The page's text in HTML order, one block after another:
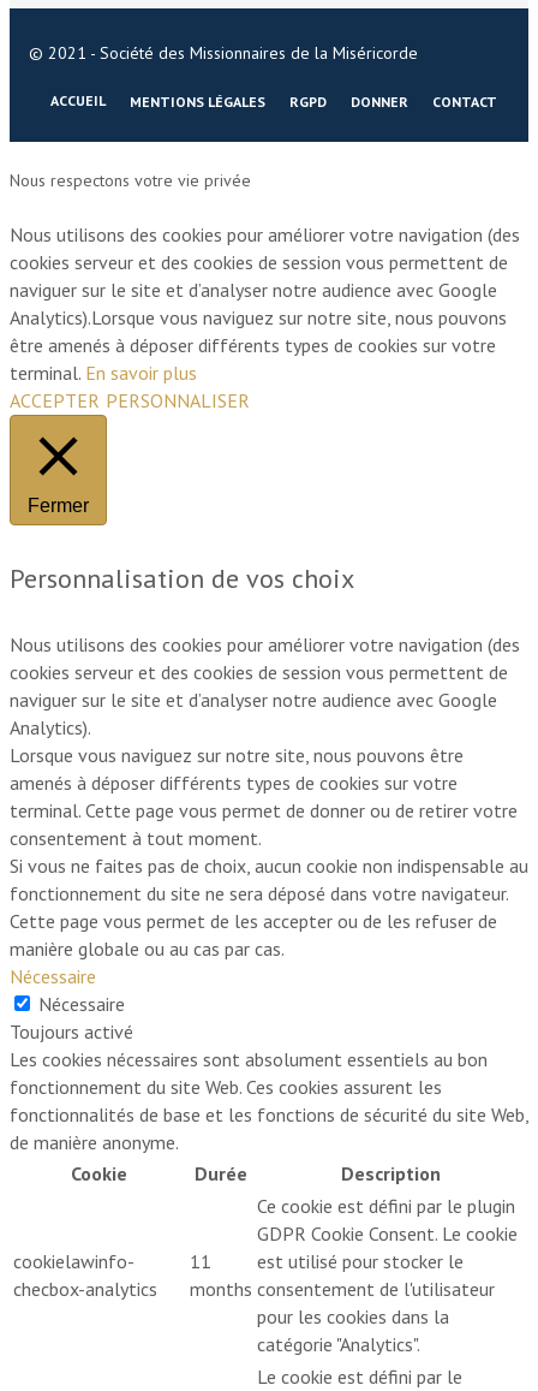
© 2021 - Société des Missionnaires de la Miséricorde
ACCUEIL MENTIONS LÉGALES RGPD DONNER CONTACT
Nous respectons votre vie privée
Nous utilisons des cookies pour améliorer votre navigation (des
cookies serveur et des cookies de session vous permettent de
naviguer sur le site et d’analyser notre audience avec Google
Analytics).Lorsque vous naviguez sur notre site, nous pouvons
être amenés à déposer différents types de cookies sur votre
terminal. En savoir plus
ACCEPTER PERSONNALISER
Fermer
Personnalisation de vos choix
Nous utilisons des cookies pour améliorer votre navigation (des
cookies serveur et des cookies de session vous permettent de
naviguer sur le site et d’analyser notre audience avec Google
Analytics).
Lorsque vous naviguez sur notre site, nous pouvons être
amenés à déposer différents types de cookies sur votre
terminal. Cette page vous permet de donner ou de retirer votre
consentement à tout moment.
Si vous ne faites pas de choix, aucun cookie non indispensable au
fonctionnement du site ne sera déposé dans votre navigateur.
Cette page vous permet de les accepter ou de les refuser de
manière globale ou au cas par cas.
Nécessaire
Nécessaire
Toujours activé
Les cookies nécessaires sont absolument essentiels au bon
fonctionnement du site Web. Ces cookies assurent les
fonctionnalités de base et les fonctions de sécurité du site Web,
de manière anonyme.
Cookie
Durée Description
cookielawinfo-
checbox-analytics
11
months
Ce cookie est défini par le plugin
GDPR Cookie Consent. Le cookie
est utilisé pour stocker le
consentement de l'utilisateur
pour les cookies dans la
catégorie "Analytics".
Le cookie est défini par le